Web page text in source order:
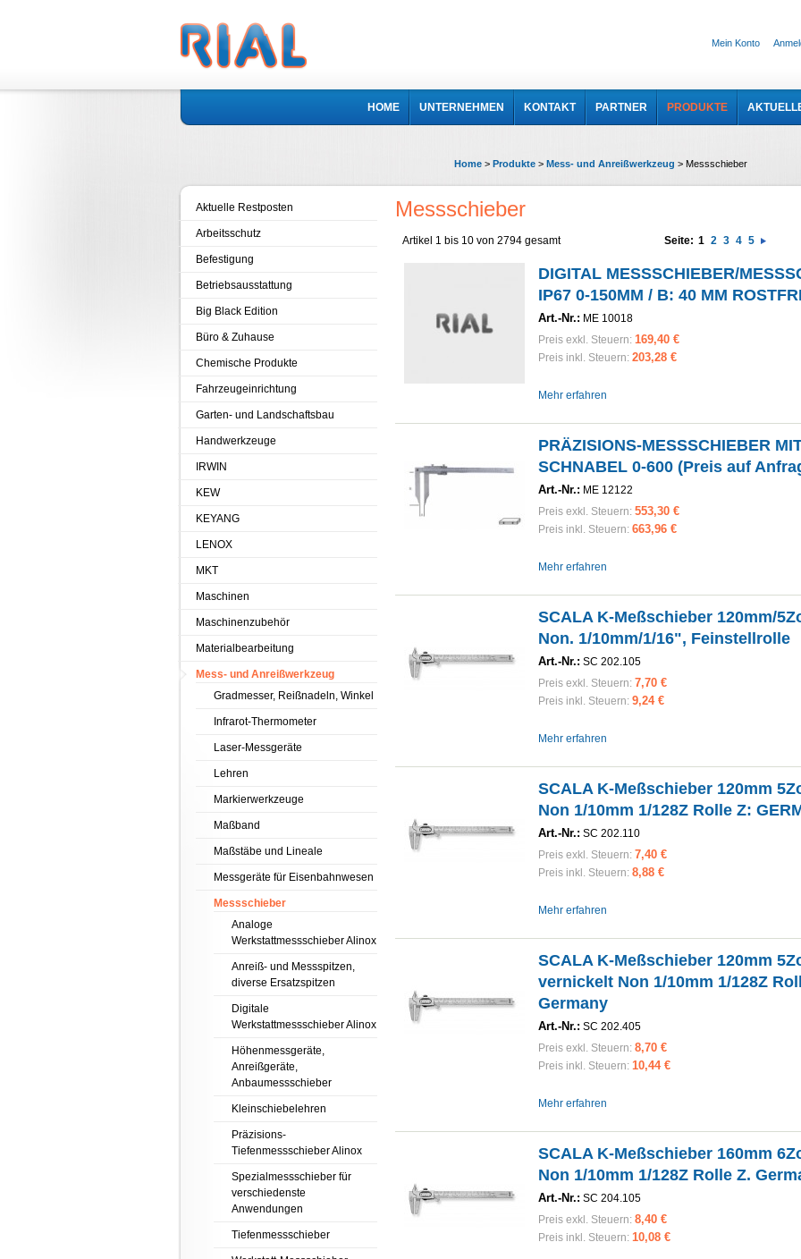
Mein Konto
HOME UNTERNEHMEN KONTAKT PARTNER PRODUKTE
Home > Produkte > Mess- und Anreißwerkzeug > Messschieber
Messschieber
Artikel 1 bis 10 von 2794 gesamt Seite: 1 2 3 4 5
DIGITAL MESSSCHIEBER/
IP67 0-150MM / B: 40 MM
Art.-Nr.: ME 10018
Preis exkl. Steuern: 169,40 €
Preis inkl. Steuern: 203,28 €
Mehr erfahren
PRÄZISIONS-MESSSCHIEBER
SCHNABEL 0-600 (Preis auf
Art.-Nr.: ME 12122
Preis exkl. Steuern: 553,30 €
Preis inkl. Steuern: 663,96 €
Mehr erfahren
SCALA K-Meßschieber 120mm/
Non. 1/10mm/1/16", Feinstellrolle
Art.-Nr.: SC 202.105
Preis exkl. Steuern: 7,70 €
Preis inkl. Steuern: 9,24 €
Mehr erfahren
SCALA K-Meßschieber 120mm
Non 1/10mm 1/128Z Rolle Z:
Art.-Nr.: SC 202.110
Preis exkl. Steuern: 7,40 €
Preis inkl. Steuern: 8,88 €
Mehr erfahren
SCALA K-Meßschieber 120mm
vernickelt Non 1/10mm 1/128Z
Germany
Art.-Nr.: SC 202.405
Preis exkl. Steuern: 8,70 €
Preis inkl. Steuern: 10,44 €
Mehr erfahren
SCALA K-Meßschieber 160mm
Non 1/10mm 1/128Z Rolle Z.
Art.-Nr.: SC 204.105
Preis exkl. Steuern: 8,40 €
Preis inkl. Steuern: 10,08 €
Aktuelle Restposten
Arbeitsschutz
Befestigung
Betriebsausstattung
Big Black Edition
Büro & Zuhause
Chemische Produkte
Fahrzeugeinrichtung
Garten- und Landschaftsbau
Handwerkzeuge
IRWIN
KEW
KEYANG
LENOX
MKT
Maschinen
Maschinenzubehör
Materialbearbeitung
Mess- und Anreißwerkzeug
Gradmesser, Reißnadeln, Winkel
Infrarot-Thermometer
Laser-Messgeräte
Lehren
Markierwerkzeuge
Maßband
Maßstäbe und Lineale
Messgeräte für Eisenbahnwesen
Messschieber
Analoge
Werkstattmessschieber Alinox
Anreiß- und Messspitzen,
diverse Ersatzspitzen
Digitale
Werkstattmessschieber Alinox
Höhenmessgeräte,
Anreißgeräte,
Anbaumessschieber
Kleinschiebelehren
Präzisions-
Tiefenmessschieber Alinox
Spezialmessschieber für
verschiedenste
Anwendungen
Tiefenmessschieber